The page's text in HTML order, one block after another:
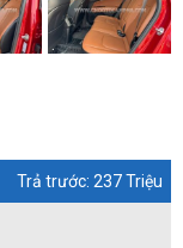
Trả trước: 237 Triệu